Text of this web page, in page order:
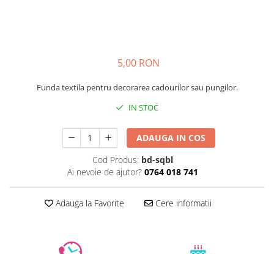
Pasta de zahar - Icing
Decoratiuni din zahar
Decoratiuni din ciocolata
Ornamente
RELAXARE & HOBBY
5,00 RON
Funda textila pentru decorarea cadourilor sau pungilor.
IN STOC
ADAUGA IN COS
Cod Produs: bd-sqbl
Ai nevoie de ajutor? 0764 018 741
Adauga la Favorite Cere informatii